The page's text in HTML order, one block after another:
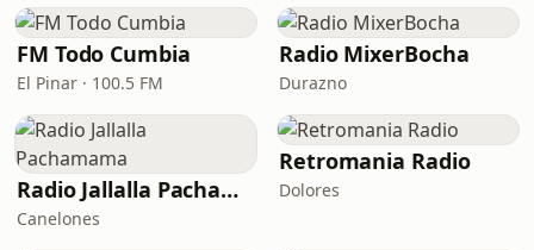
FM Todo Cumbia
El Pinar · 100.5 FM
Radio MixerBocha
Durazno
Radio Jallalla Pachamama
Canelones
Retromania Radio
Dolores